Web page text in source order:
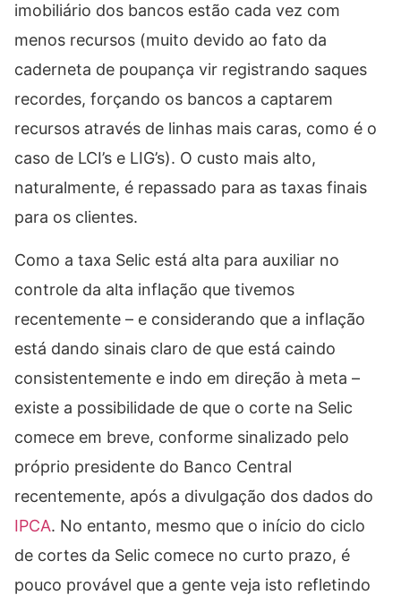
imobiliário dos bancos estão cada vez com
menos recursos (muito devido ao fato da
caderneta de poupança vir registrando saques
recordes, forçando os bancos a captarem
recursos através de linhas mais caras, como é o
caso de LCI’s e LIG’s). O custo mais alto,
naturalmente, é repassado para as taxas finais
para os clientes.
Como a taxa Selic está alta para auxiliar no
controle da alta inflação que tivemos
recentemente – e considerando que a inflação
está dando sinais claro de que está caindo
consistentemente e indo em direção à meta –
existe a possibilidade de que o corte na Selic
comece em breve, conforme sinalizado pelo
próprio presidente do Banco Central
recentemente, após a divulgação dos dados do
IPCA. No entanto, mesmo que o início do ciclo
de cortes da Selic comece no curto prazo, é
pouco provável que a gente veja isto refletindo